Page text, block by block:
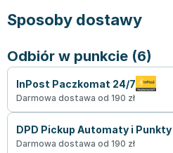
Sposoby dostawy
Odbiór w punkcie (6)
InPost Paczkomat 24/7
Darmowa dostawa od 190 zł
DPD Pickup Automaty i Punkty
Darmowa dostawa od 190 zł